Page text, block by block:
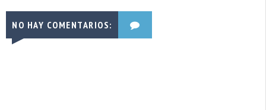
NO HAY COMENTARIOS: